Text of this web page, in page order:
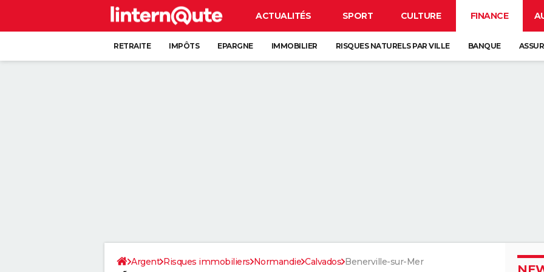
ACTUALITÉS SPORT CULTURE FINANCE
RETRAITE IMPÔTS EPARGNE IMMOBILIER RISQUES NATURELS PAR VILLE BANQUE
Argent Risques immobiliers Normandie Calvados Benerville-sur-Mer